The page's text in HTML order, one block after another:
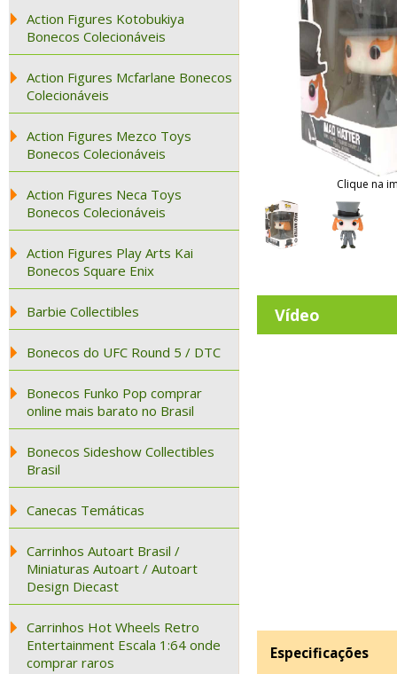
Action Figures Kotobukiya
Bonecos Colecionáveis
Action Figures Mcfarlane Bonecos
Colecionáveis
Action Figures Mezco Toys
Bonecos Colecionáveis
Action Figures Neca Toys
Bonecos Colecionáveis
Action Figures Play Arts Kai
Bonecos Square Enix
Barbie Collectibles
Bonecos do UFC Round 5 / DTC
Bonecos Funko Pop comprar
online mais barato no Brasil
Bonecos Sideshow Collectibles
Brasil
Canecas Temáticas
Carrinhos Autoart Brasil /
Miniaturas Autoart / Autoart
Design Diecast
Carrinhos Hot Wheels Retro
Entertainment Escala 1:64 onde
comprar raros
Clique na
Vídeo
Especificações